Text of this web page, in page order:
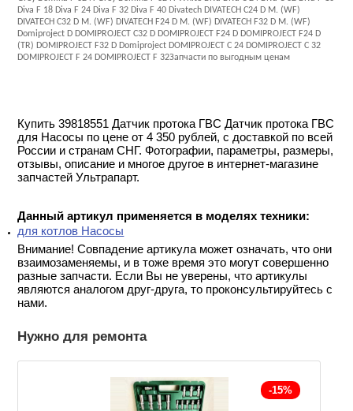
Diva F 18 Diva F 24 Diva F 32 Diva F 40 Divatech DIVATECH C24 D M. (WF)
DIVATECH C32 D M. (WF) DIVATECH F24 D M. (WF) DIVATECH F32 D M. (WF)
Domiproject D DOMIPROJECT C32 D DOMIPROJECT F24 D DOMIPROJECT F24 D
(TR) DOMIPROJECT F32 D Domiproject DOMIPROJECT C 24 DOMIPROJECT C 32
DOMIPROJECT F 24 DOMIPROJECT F 32Запчасти по выгодным ценам
Купить 39818551 Датчик протока ГВС Датчик протока ГВС
для Насосы по цене от 4 350 рублей, с доставкой по всей
России и странам СНГ. Фотографии, параметры, размеры,
отзывы, описание и многое другое в интернет-магазине
запчастей Ультрапарт.
Данный артикул применяется в моделях техники:
для котлов Насосы
Внимание! Совпадение артикула может означать, что они
взаимозаменяемы, и в тоже время это могут совершенно
разные запчасти. Если Вы не уверены, что артикулы
являются аналогом друг-друга, то проконсультируйтесь с
нами.
Нужно для ремонта
-15%